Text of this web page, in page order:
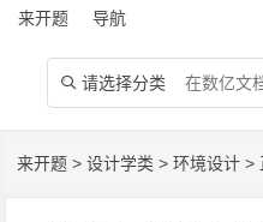
来开题 导航
 请选择分类
来开题 >设计学类 >环境设计 >